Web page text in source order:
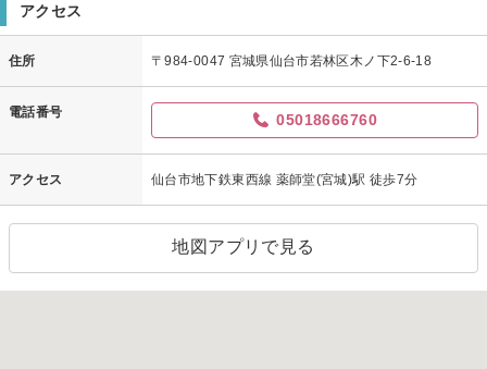
アクセス
住所 〒984-0047 宮城県仙台市若林区木ノ下2-6-18
電話番号 05018666760
アクセス 仙台市地下鉄東西線 薬師堂(宮城)駅 徒歩7分
地図アプリで見る